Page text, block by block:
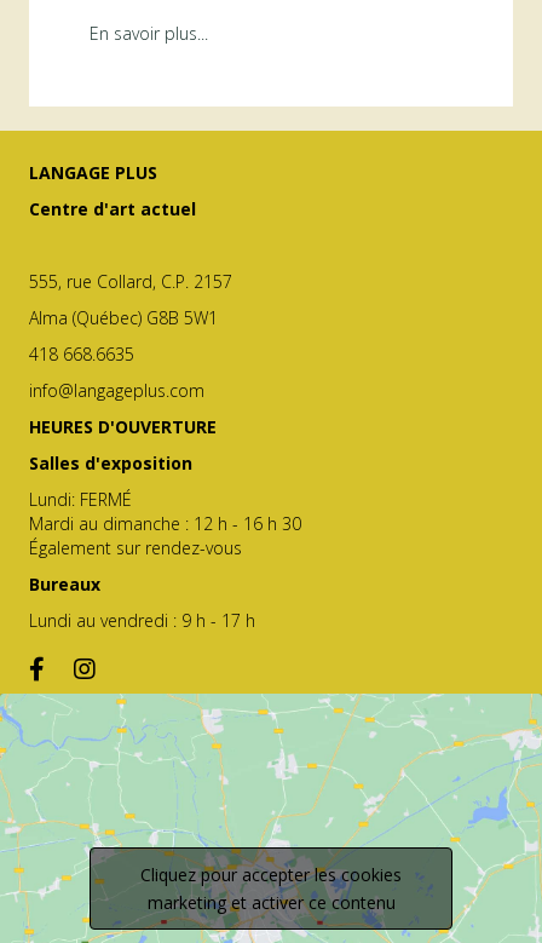
ArAMiS
En savoir plus...
LANGAGE PLUS
Centre d'art actuel
555, rue Collard, C.P. 2157
Alma (Québec) G8B 5W1
418 668.6635
info@langageplus.com
HEURES D'OUVERTURE
Salles d'exposition
Lundi: FERMÉ
Mardi au dimanche : 12 h - 16 h 30
Également sur rendez-vous
Bureaux
Lundi au vendredi : 9 h - 17 h
Cliquez pour accepter les cookies
marketing et activer ce contenu